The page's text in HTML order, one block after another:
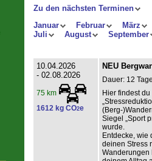
Zu den nächsten Terminen
Januar
Februar
März
Juli
August September
10.04.2026
- 02.08.2026
75 km
1612 kg CO2e
NEU
Dauer: 12
Hier findest
(Berg-
Siegel „Sport
wurde.
Entdecke, wie
deinen Stress
Wanderungen